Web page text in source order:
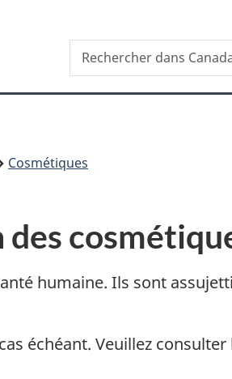
Recherche
Rechercher
dans
Cosmétiques
humaine. Ils sont
échéant. Veuillez consulter